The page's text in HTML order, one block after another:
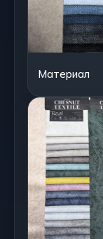
Материал